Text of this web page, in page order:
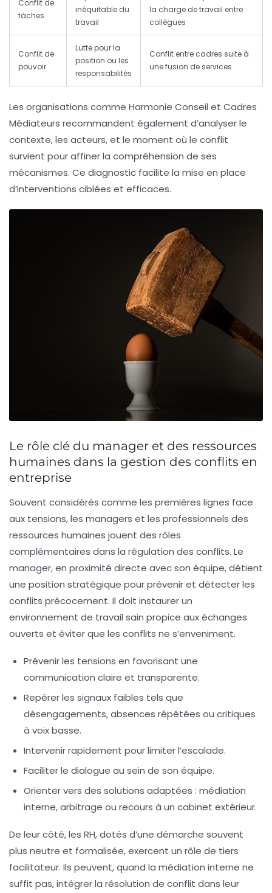
Conflit de
tâches
inéquitable du
travail
la charge de travail entre
collègues
Conflit de
pouvoir
Lutte pour la
position ou les
responsabilités
Conflit entre cadres suite à
une fusion de services
Les organisations comme Harmonie Conseil et Cadres
Médiateurs recommandent également d’analyser le
contexte, les acteurs, et le moment où le conflit
survient pour affiner la compréhension de ses
mécanismes. Ce diagnostic facilite la mise en place
d’interventions ciblées et efficaces.
Le rôle clé du manager et des ressources
humaines dans la gestion des conflits en
entreprise
Souvent considérés comme les premières lignes face
aux tensions, les managers et les professionnels des
ressources humaines jouent des rôles
complémentaires dans la régulation des conflits. Le
manager, en proximité directe avec son équipe, détient
une position stratégique pour prévenir et détecter les
conflits précocement. Il doit instaurer un
environnement de travail sain propice aux échanges
ouverts et éviter que les conflits ne s’enveniment.
Prévenir les tensions en favorisant une
communication claire et transparente.
Repérer les signaux faibles tels que
désengagements, absences répétées ou critiques
à voix basse.
Intervenir rapidement pour limiter l’escalade.
Faciliter le dialogue au sein de son équipe.
Orienter vers des solutions adaptées : médiation
interne, arbitrage ou recours à un cabinet extérieur.
De leur côté, les RH, dotés d’une démarche souvent
plus neutre et formalisée, exercent un rôle de tiers
facilitateur. Ils peuvent, quand la médiation interne ne
suffit pas, intégrer la résolution de conflit dans leur